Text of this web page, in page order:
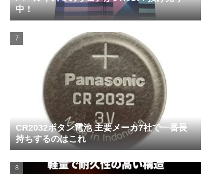
中！
CR2032ボタン電池 主要メーカ7社で一番長
持ちするのはこれ